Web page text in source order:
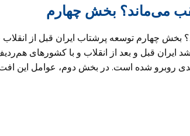
عقب می‌ماند؟ بخش چهارم
بخش چهارم توسعه پرشتاب ایران قبل از
ایران قبل و بعد از انقلاب و با کشورهای
روبرو شده است. در بخش دوم، عوامل این